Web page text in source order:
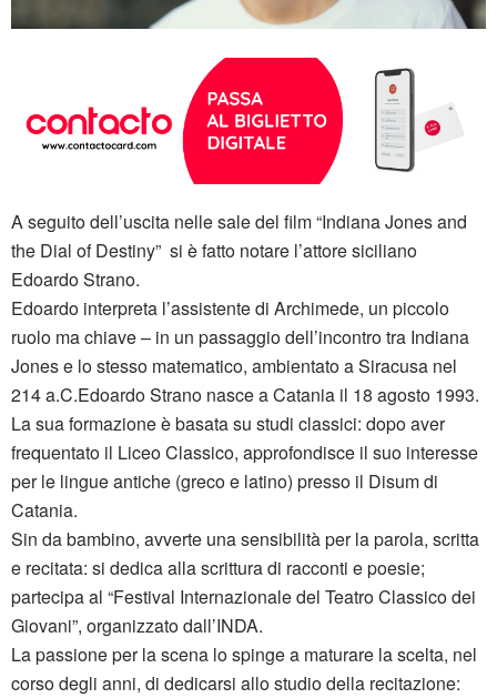
A seguito dell’uscita nelle sale del film “Indiana Jones and
the Dial of Destiny” si è fatto notare l’attore siciliano
Edoardo Strano.
Edoardo interpreta l’assistente di Archimede, un piccolo
ruolo ma chiave – in un passaggio dell’incontro tra Indiana
Jones e lo stesso matematico, ambientato a Siracusa nel
214 a.C.Edoardo Strano nasce a Catania il 18 agosto 1993.
La sua formazione è basata su studi classici: dopo aver
frequentato il Liceo Classico, approfondisce il suo interesse
per le lingue antiche (greco e latino) presso il Disum di
Catania.
Sin da bambino, avverte una sensibilità per la parola, scritta
e recitata: si dedica alla scrittura di racconti e poesie;
partecipa al “Festival Internazionale del Teatro Classico dei
Giovani”, organizzato dall’INDA.
La passione per la scena lo spinge a maturare la scelta, nel
corso degli anni, di dedicarsi allo studio della recitazione: